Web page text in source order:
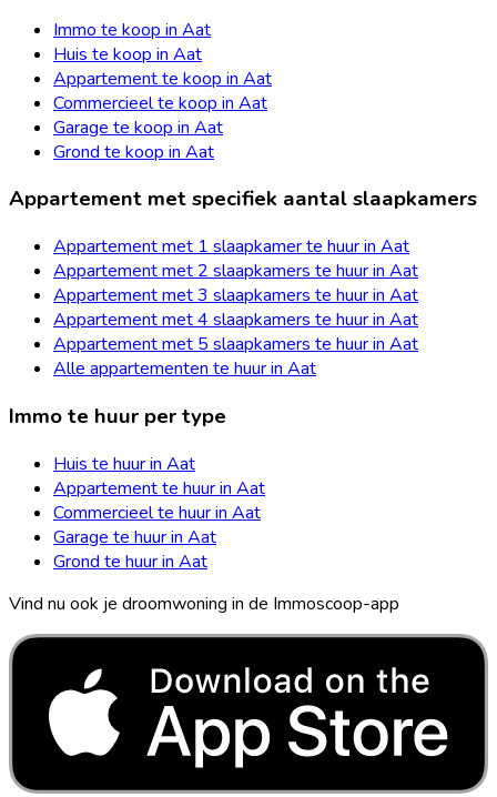
Immo te koop in Aat
Huis te koop in Aat
Appartement te koop in Aat
Commercieel te koop in Aat
Garage te koop in Aat
Grond te koop in Aat
Appartement met specifiek aantal slaapkamers
Appartement met 1 slaapkamer te huur in Aat
Appartement met 2 slaapkamers te huur in Aat
Appartement met 3 slaapkamers te huur in Aat
Appartement met 4 slaapkamers te huur in Aat
Appartement met 5 slaapkamers te huur in Aat
Alle appartementen te huur in Aat
Immo te huur per type
Huis te huur in Aat
Appartement te huur in Aat
Commercieel te huur in Aat
Garage te huur in Aat
Grond te huur in Aat
Vind nu ook je droomwoning in de Immoscoop-app